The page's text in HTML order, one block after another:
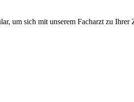
um sich mit unserem Facharzt zu Ihrer